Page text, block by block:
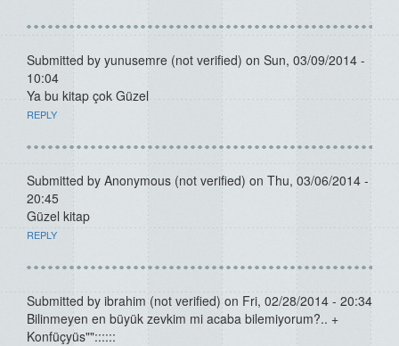
Submitted by yunusemre (not verified) on Sun, 03/09/2014 -
10:04
Ya bu kitap çok Güzel
REPLY
Submitted by Anonymous (not verified) on Thu, 03/06/2014 -
20:45
Güzel kitap
REPLY
Submitted by ibrahim (not verified) on Fri, 02/28/2014 - 20:34
Bilinmeyen en büyük zevkim mi acaba bilemiyorum?.. +
Konfüçyüs""::::::